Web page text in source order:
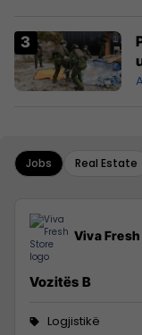
Jobs Real Estate
Viva
Vozitës B
Logjistikë